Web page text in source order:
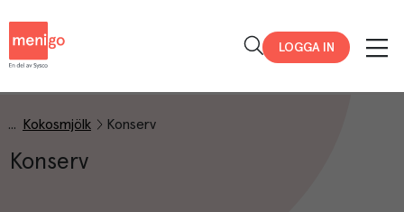
LOGGA IN
Kokosmjölk Konserv
Konserv